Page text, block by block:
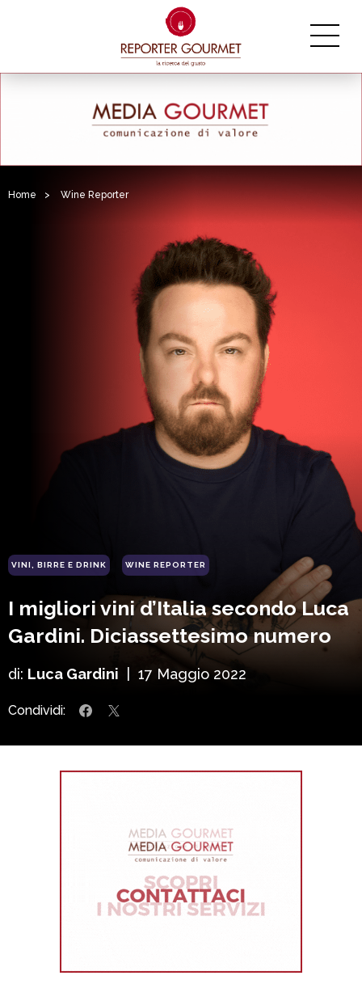
Home > Wine Reporter
VINI, BIRRE E DRINK WINE REPORTER
I migliori vini d’Italia secondo Luca
Gardini. Diciassettesimo numero
di: Luca Gardini 17 Maggio 2022
Condividi: